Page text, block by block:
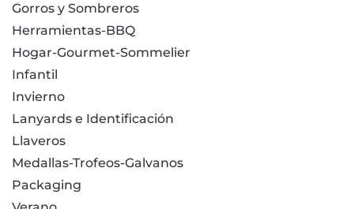
Gorros y Sombreros
Herramientas-BBQ
Hogar-Gourmet-Sommelier
Infantil
Invierno
Lanyards e Identificación
Llaveros
Medallas-Trofeos-Galvanos
Packaging